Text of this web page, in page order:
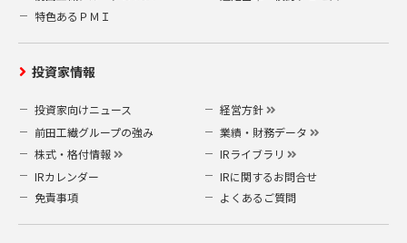
特色あるＰＭＩ
投資家情報
投資家向けニュース
経営方針
前田工繊グループの強み
業績・財務データ
株式・格付情報
IRライブラリ
IRカレンダー
IRに関するお問合せ
免責事項
よくあるご質問